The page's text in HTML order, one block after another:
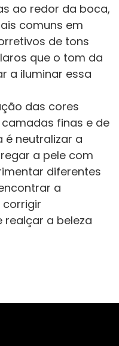
ao redor da boca,
comuns em
de tons
que o tom da
a iluminar essa
das cores
finas e de
é neutralizar a
a pele com
diferentes
a
a beleza